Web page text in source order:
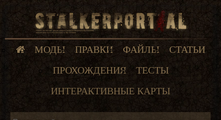
МОДЫ ПРАВКИ ФАЙЛЫ
СТАТЬИ
ПРОХОЖДЕНИЯ
ТЕСТЫ
ИНТЕРАКТИВНЫЕ КАРТЫ